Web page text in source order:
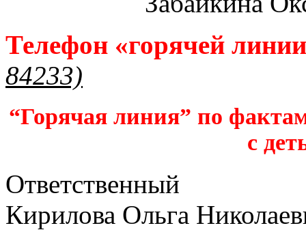
Телефон «горячей
84233)
“Горячая линия” по
с
Ответственный
Кирилова Ольга